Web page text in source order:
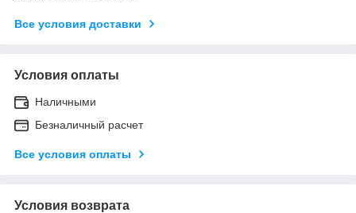
Все условия доставки
Условия оплаты
Наличными
Безналичный расчет
Все условия оплаты
Условия возврата